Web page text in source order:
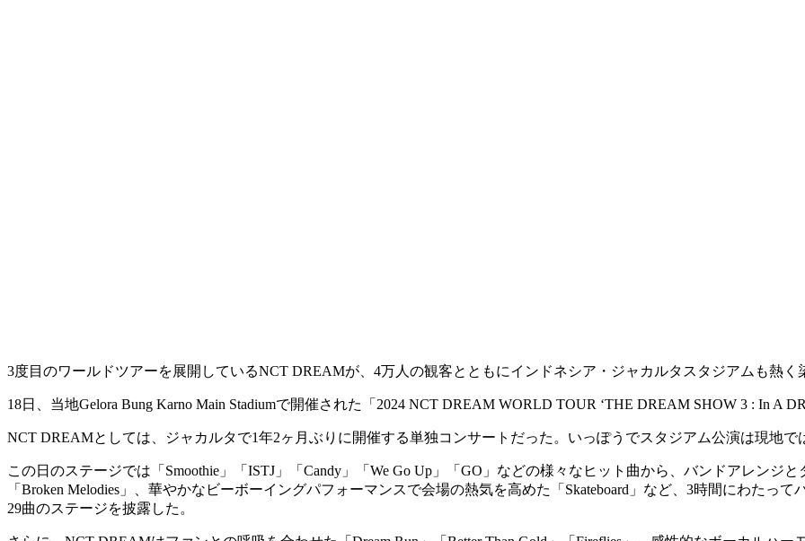
3度目のワールドツアーを展開しているNCT DREAMが、4万人の観客とともにインドネシア・ジャカルタスタジアムも熱く
18日、当地Gelora Bung Karno Main Stadiumで開催された「2024 NCT DREAM WORLD TOUR ‘THE DREAM SHOW 3 : In A
NCT DREAMとしては、ジャカルタで1年2ヶ月ぶりに開催する単独コンサートだった。いっぽうでスタジアム公演は現地で
この日のステージでは「Smoothie」「ISTJ」「Candy」「We Go Up」「GO」などの様々なヒット曲から、バンドアレンジ
「Broken Melodies」、華やかなビーボーイングパフォーマンスで会場の熱気を高めた「Skateboard」など、3時間にわたっ
29曲のステージを披露した。